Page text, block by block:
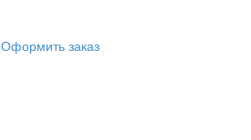
Оформить заказ